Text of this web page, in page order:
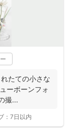
撮...
： 7日以内